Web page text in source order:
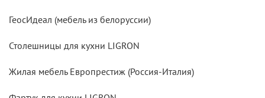
ГеосИдеал (мебель из белоруссии)
Столешницы для кухни LIGRON
Жилая мебель Европрестиж (Россия-Италия)